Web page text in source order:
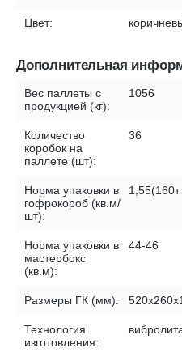
Цвет:
Дополнительная
Вес паллеты с
продукцией (кг):
1056
Количество
коробок на
паллете (шт):
36
Норма упаковки в
гофрокороб (кв.м/
шт):
Норма упаковки в
мастербокс
(кв.м):
44-46
Размеры ГК (мм):
Технология
изготовления: